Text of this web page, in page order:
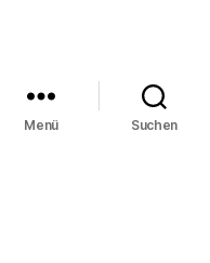
Menü Suchen